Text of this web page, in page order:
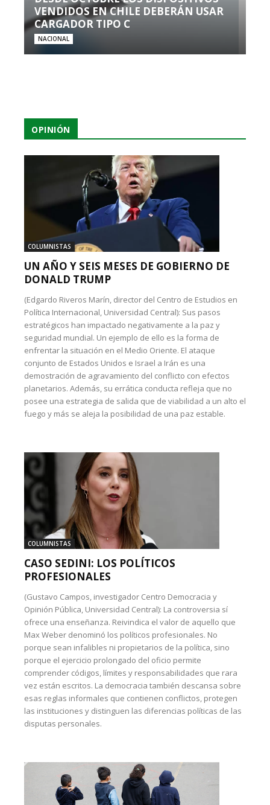
VENDIDOS EN CHILE DEBERÁN USAR
CARGADOR TIPO C
NACIONAL
OPINIÓN
COLUMNISTAS
UN AÑO Y SEIS MESES DE GOBIERNO DE
DONALD TRUMP
(Edgardo Riveros Marín, director del Centro de Estudios en
Política Internacional, Universidad Central): Sus pasos
estratégicos han impactado negativamente a la paz y
seguridad mundial. Un ejemplo de ello es la forma de
enfrentar la situación en el Medio Oriente. El ataque
conjunto de Estados Unidos e Israel a Irán es una
demostración de agravamiento del conflicto con efectos
planetarios. Además, su errática conducta refleja que no
posee una estrategia de salida que de viabilidad a un alto el
fuego y más se aleja la posibilidad de una paz estable.
COLUMNISTAS
CASO SEDINI: LOS POLÍTICOS
PROFESIONALES
(Gustavo Campos, investigador Centro Democracia y
Opinión Pública, Universidad Central): La controversia sí
ofrece una enseñanza. Reivindica el valor de aquello que
Max Weber denominó los políticos profesionales. No
porque sean infalibles ni propietarios de la política, sino
porque el ejercicio prolongado del oficio permite
comprender códigos, límites y responsabilidades que rara
vez están escritos. La democracia también descansa sobre
esas reglas informales que contienen conflictos, protegen
las instituciones y distinguen las diferencias políticas de las
disputas personales.